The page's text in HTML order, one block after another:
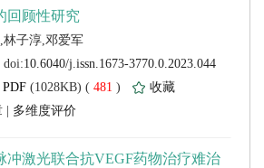
481 )